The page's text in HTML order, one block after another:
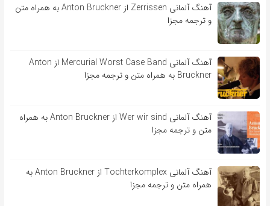
آهنگ آلمانی Zerrissen از Anton Bruckner به همراه متن
و ترجمه مجزا
آهنگ آلمانی Mercurial Worst Case Band از Anton
Bruckner به همراه متن و ترجمه مجزا
آهنگ آلمانی Wer wir sind از Anton Bruckner به همراه
متن و ترجمه مجزا
آهنگ آلمانی Tochterkomplex از Anton Bruckner به
همراه متن و ترجمه مجزا